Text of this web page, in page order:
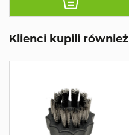
Klienci kupili również